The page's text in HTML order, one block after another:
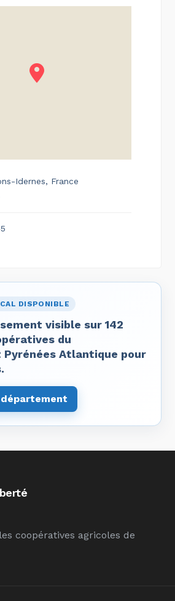
Idernes, France
DISPONIBLE
visible sur 142
du
Atlantique pour
coopératives agricoles de